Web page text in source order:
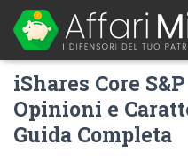
iShares Core
Opinioni e
Guida Completa